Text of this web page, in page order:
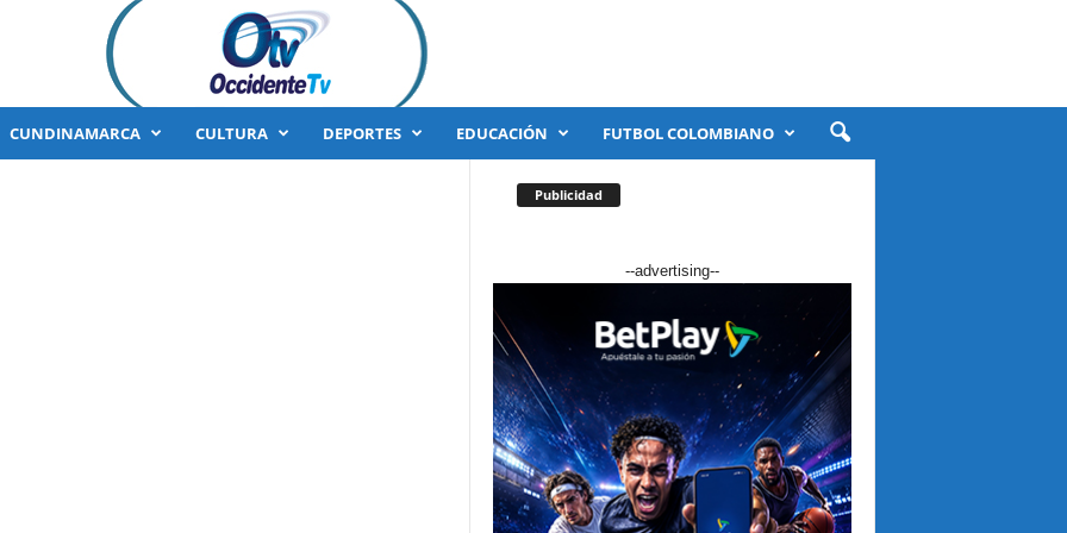
CUNDINAMARCA CULTURA DEPORTES EDUCACIÓN FUTBOL COLOMBIANO
Publicidad
--advertising--